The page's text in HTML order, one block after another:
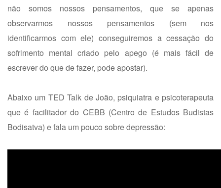
não somos nossos pensamentos, que se apenas
observarmos nossos pensamentos (sem nos
identificarmos com ele) conseguiremos a cessação do
sofrimento mental criado pelo apego (é mais fácil de
escrever do que de fazer, pode apostar).
Abaixo um TED Talk de João, psiquiatra e psicoterapeuta
que é facilitador do CEBB (Centro de Estudos Budistas
Bodisatva) e fala um pouco sobre depressão: